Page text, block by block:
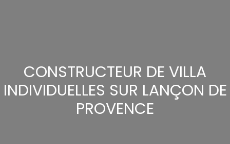
FAÇADES
CARRELAGE
RÉNOVATION
CONSTRUCTEUR DE VILLA
INDIVIDUELLES SUR LANÇON DE
PROVENCE